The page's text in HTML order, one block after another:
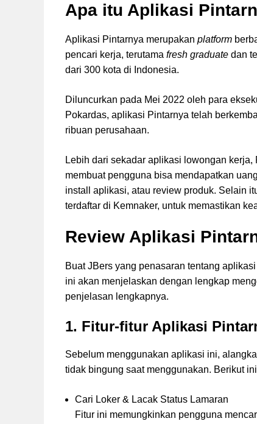
Apa itu Aplikasi
Aplikasi Pintarnya merupakan platform
pencari kerja, terutama fresh graduate dan
dari 300 kota di Indonesia.
Diluncurkan pada Mei 2022 oleh para
Pokardas, aplikasi Pintarnya telah
ribuan perusahaan.
Lebih dari sekadar aplikasi lowongan
membuat pengguna bisa mendapatkan
install aplikasi, atau review produk. Selain
terdaftar di Kemnaker, untuk memastikan
Review Aplikasi
Buat JBers yang penasaran tentang
ini akan menjelaskan dengan lengkap
penjelasan lengkapnya.
1. Fitur-fitur Aplikasi
Sebelum menggunakan aplikasi ini,
tidak bingung saat menggunakan. Berikut
Cari Loker & Lacak Status Lamaran
Fitur ini memungkinkan pengguna